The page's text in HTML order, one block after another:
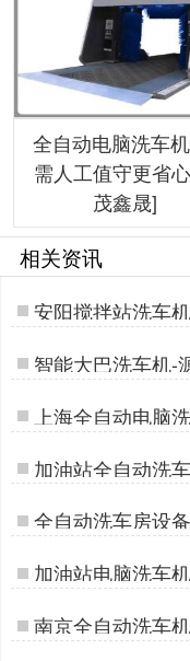
全自动电脑洗车
需人工值守更省
茂鑫晟]
相关资讯
安阳搅拌站洗车
验[隆茂鑫晟]…
智能大巴洗车机-
茂鑫晟]…
上海全自动电脑
鑫晟]…
加油站全自动洗
[隆茂鑫晟]…
全自动洗车房设
晟]…
加油站电脑洗车
差价[隆茂鑫晟]…
南京全自动洗车
…